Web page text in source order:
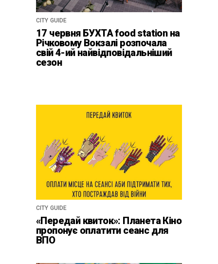
CITY GUIDE
17 червня БУХТА food station на
Річковому Вокзалі розпочала
свій 4-ий найвідповідальніший
сезон
CITY GUIDE
«Передай квиток»: Планета Кіно
пропонує оплатити сеанс для
ВПО